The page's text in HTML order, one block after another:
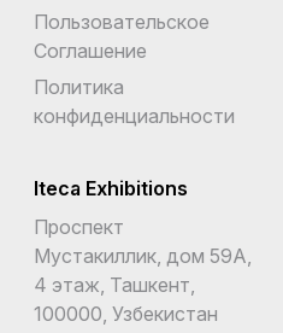
Пользовательское
Соглашение
Политика
конфиденциальности
Iteca Exhibitions
Проспект
Мустакиллик, дом 59А,
4 этаж, Ташкент,
100000, Узбекистан